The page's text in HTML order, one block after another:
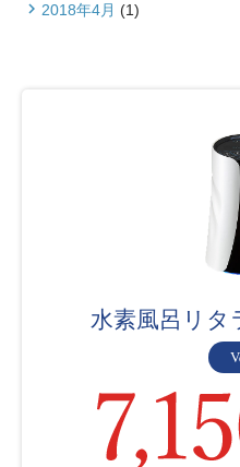
2018年4月 (1)
水素風呂リタ